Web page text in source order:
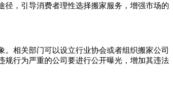
，引导消费者理性选择搬家服务，增强市场的
相关部门可以设立行业协会或者组织搬家公司
规行为严重的公司要进行公开曝光，增加其违法